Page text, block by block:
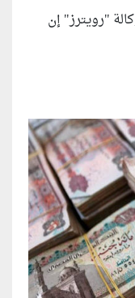
"رويترز" إن